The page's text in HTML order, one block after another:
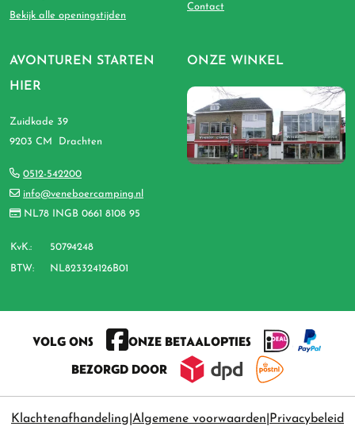
AVONTUREN STARTEN
HIER
Zuidkade 39
9203 CM Drachten
0512-542200
info@veneboercamping.nl
NL78 INGB 0661 8108 95
KvK.: 50794248
BTW: NL823324126B01
Bekijk alle openingstijden
Contact
ONZE WINKEL
VOLG ONS
ONZE BETAALOPTIES
BEZORGD DOOR
Klachtenafhandeling Algemene voorwaarden Privacybeleid